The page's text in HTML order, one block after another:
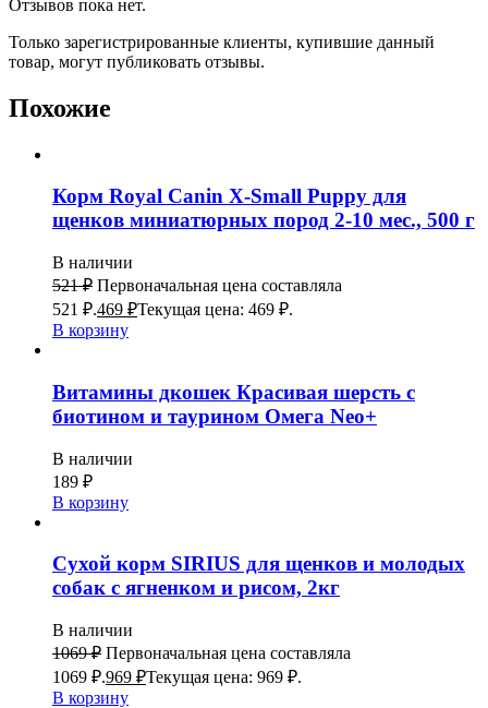
Отзывов пока нет.
Только зарегистрированные клиенты, купившие данный
товар, могут публиковать отзывы.
Похожие
Корм Royal Canin X-Small Puppy для
щенков миниатюрных пород 2-10 мес., 500 г
В наличии
521₽ Первоначальная цена составляла
521 ₽.469 ₽Текущая цена: 469 ₽.
В корзину
Витамины дкошек Красивая шерсть с
биотином и таурином Омега Neo+
В наличии
189 ₽
В корзину
Сухой корм SIRIUS для щенков и молодых
собак с ягненком и рисом, 2кг
В наличии
1069₽ Первоначальная цена составляла
1069 ₽.969 ₽Текущая цена: 969 ₽.
В корзину